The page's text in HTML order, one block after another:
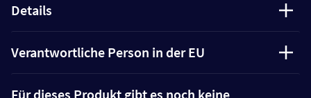
Details
Verantwortliche Person in der EU
Für dieses Produkt gibt es noch keine